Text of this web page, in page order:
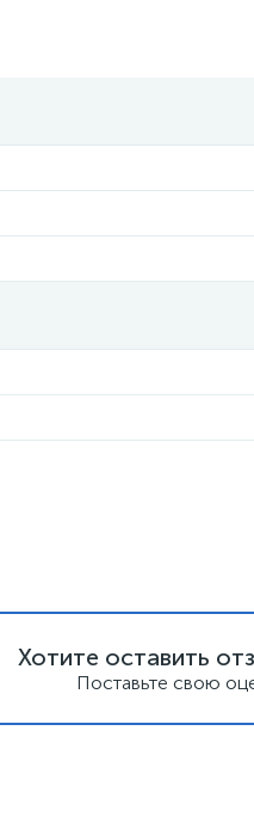
Хотите оставить
Поставьте свою